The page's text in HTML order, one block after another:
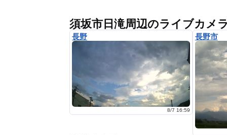
須坂市日滝周辺のライブカメ
長野
8/7 16:59
長野市